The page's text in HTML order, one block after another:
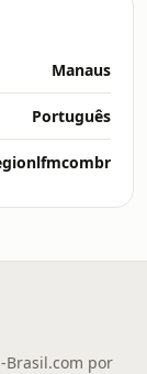
Manaus
Português
Brasil.com por